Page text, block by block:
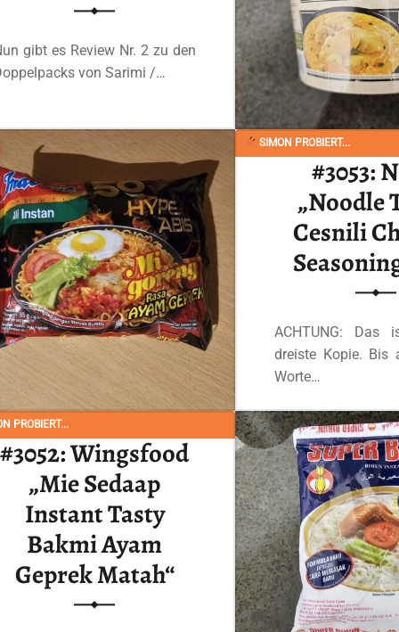
gibt es Review Nr. 2 zu den
von Sarimi /…
Ganzes Review lesen“#3103: Sarimi „Isi2 Mi Instan Mi Goreng Rasa Ayam Kremess“”
…
SIMON PROBIERT...
#3053:
„Noodle
Cesnili
ACHTUNG: Das
dreiste Kopie. Bis
Worte…
Ganzes
PROBIERT...
#3052: Wingsfood
„Mie Sedaap
Instant Tasty
Bakmi Ayam
Geprek Matah“